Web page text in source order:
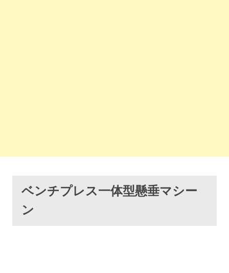
ベンチプレス一体型懸垂マシー
ン